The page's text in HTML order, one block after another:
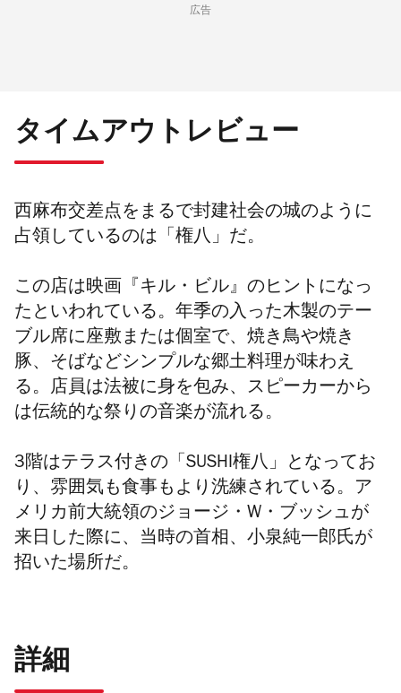
広告
タイムアウトレビュー
西麻布交差点をまるで封建社会の城のように
占領しているのは「権八」だ。
この店は映画『キル・ビル』のヒントになっ
たといわれている。年季の入った木製のテー
ブル席に座敷または個室で、焼き鳥や焼き
豚、そばなどシンプルな郷土料理が味わえ
る。店員は法被に身を包み、スピーカーから
は伝統的な祭りの音楽が流れる。
3階はテラス付きの「SUSHI権八」となってお
り、雰囲気も食事もより洗練されている。
ア
メリカ前大統領のジョージ・W・ブッシュが
来日した際に、当時の首相、小泉純一郎氏が
招いた場所だ。
詳細